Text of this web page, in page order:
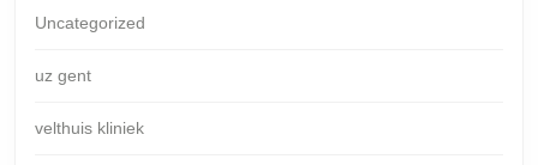
Uncategorized
uz gent
velthuis kliniek